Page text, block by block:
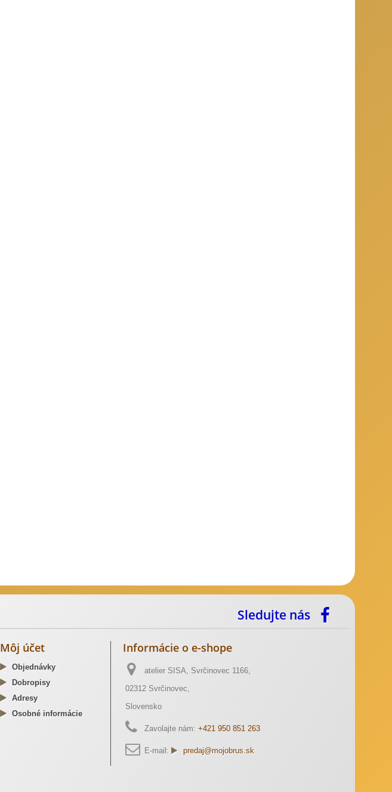
Sledujte nás
Môj účet
Objednávky
Dobropisy
Adresy
Osobné informácie
Informácie o e-shope
atelier SISA, Svrčinovec 1166,
02312 Svrčinovec,
Slovensko
Zavolajte nám: +421 950 851 263
E-mail: predaj@mojobrus.sk